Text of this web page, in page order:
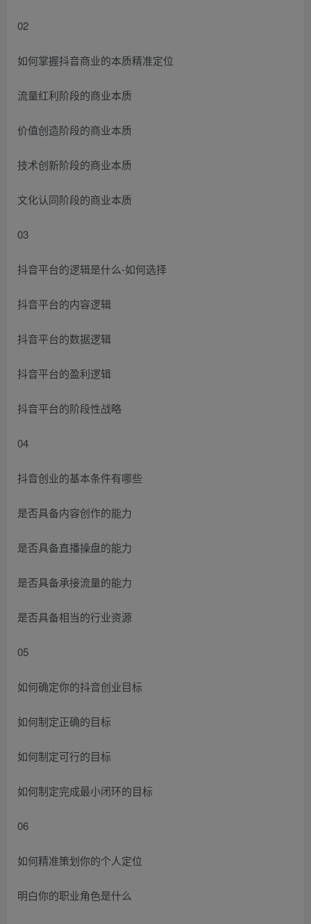
02
如何掌握抖音商业的本质精准定位
流量红利阶段的商业本质
价值创造阶段的商业本质
技术创新阶段的商业本质
文化认同阶段的商业本质
03
抖音平台的逻辑是什么-如何选择
抖音平台的内容逻辑
抖音平台的数据逻辑
抖音平台的盈利逻辑
抖音平台的阶段性战略
04
抖音创业的基本条件有哪些
是否具备内容创作的能力
是否具备直播操盘的能力
是否具备承接流量的能力
是否具备相当的行业资源
05
如何确定你的抖音创业目标
如何制定正确的目标
如何制定可行的目标
如何制定完成最小闭环的目标
06
如何精准策划你的个人定位
明白你的职业角色是什么